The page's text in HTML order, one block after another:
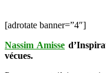
[adrotate banner=”4″]
Nassim Amisse
vécues.